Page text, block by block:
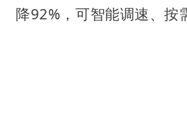
降92%，可智能调速、按